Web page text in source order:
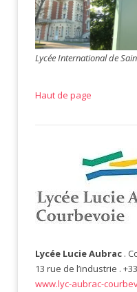
Lycée International de
Haut de page
Lycée Lucie Aubrac .
13 rue de l’industrie .
www.lyc-aubrac-